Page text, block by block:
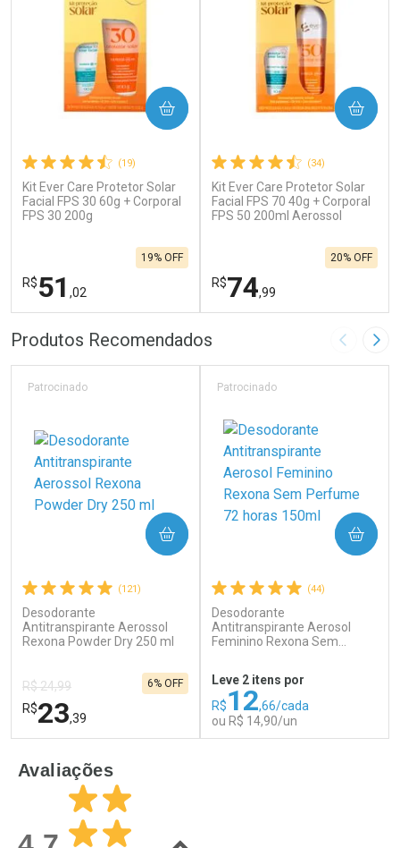
(19)
Kit Ever Care Protetor Solar
Facial FPS 30 60g + Corporal
FPS 30 200g
R$51 ,02
19% OFF
COMPRAR
FECHAR
Laboratório
Ativar Desconto
Por R$ 51,02/cada
FECHAR
Por Menos
Comprar sem Desconto
(34)
Kit Ever Care Protetor Solar
Facial FPS 70 40g + Corporal
FPS 50 200ml Aerossol
R$74,99
20% OFF
COMPRAR
Laboratório
Ativar Desconto
Por R$ 74,99/cada
Por Menos
Comprar sem Desconto
Produtos Recomendados Imagem
(121)
Desodorante
Antitranspirante Aerossol
Rexona Powder Dry 250 ml
Patrocinado
R$ 24,99
R$23,39
6% OFF
COMPRAR
Laboratório
Por Menos
(44)
Desodorante
Antitranspirante Aerosol
Feminino Rexona Sem
Patrocinado
Leve 2 itens por
R$12,66/cada
ou R$ 14,90/un
COMPRAR
Avaliações